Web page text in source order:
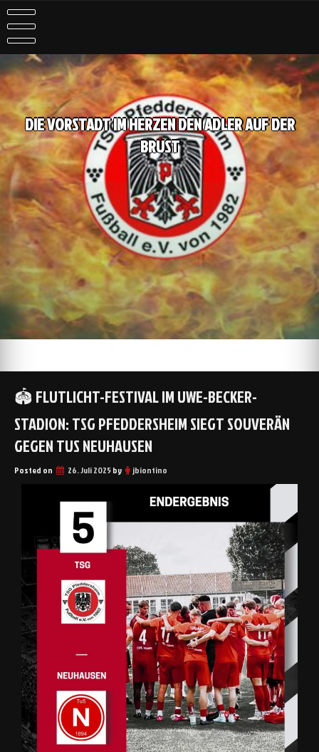
DIE VORSTADT IM HERZEN DEN ADLER AUF DER
BRUST
🏟️ FLUTLICHT-FESTIVAL IM UWE-BECKER-
STADION: TSG PFEDDERSHEIM SIEGT SOUVERÄN
GEGEN TUS NEUHAUSEN
Posted on 26. Juli 2025by jbiontino